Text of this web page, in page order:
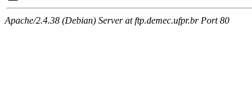
Apache/2.4.38 (Debian) Server at ftp.demec.ufpr.br Port 80